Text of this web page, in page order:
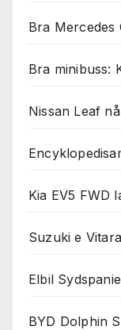
Bra Mercedes
Bra minibuss:
Nissan Leaf
Kia EV5 FWD
Suzuki e
Elbil
BYD Dolphin